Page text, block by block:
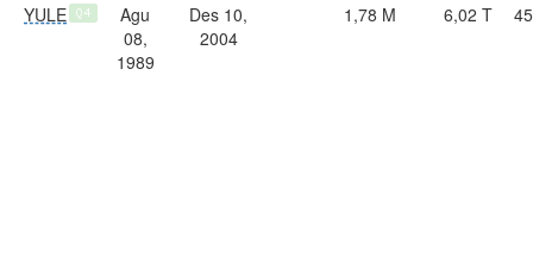
YULE Q4
Agu
08,
1989
Des 10,
2004
1,78 M 6,02 T